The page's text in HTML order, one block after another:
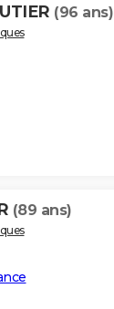
(96 ans)
(89 ans)